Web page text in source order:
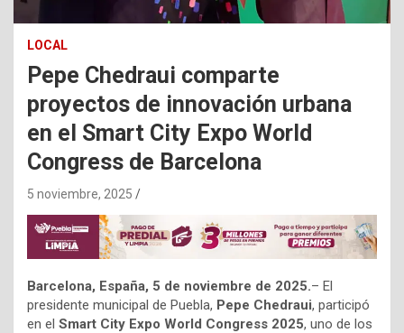
LOCAL
Pepe Chedraui comparte
proyectos de innovación urbana
en el Smart City Expo World
Congress de Barcelona
5 noviembre, 2025
Barcelona, España, 5 de noviembre de 2025.– El
presidente municipal de Puebla, Pepe Chedraui, participó
en el Smart City Expo World Congress 2025, uno de los